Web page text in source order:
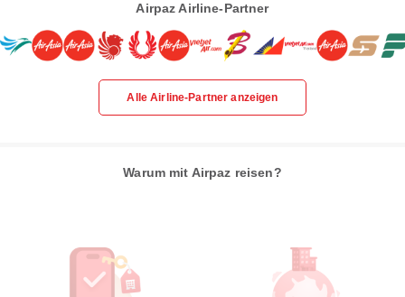
Airpaz Airline-Partner
Alle Airline-Partner anzeigen
Warum mit Airpaz reisen?